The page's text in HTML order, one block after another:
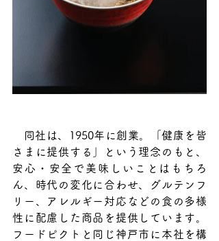
同社は、1950年に創業。「健康を皆
さまに提供する」という理念のもと、
安心・安全で美味しいことはもちろ
ん、時代の変化に合わせ、グルテンフ
リー、アレルギー対応などの食の多様
性に配慮した商品を提供しています。
フードピクトと同じ神戸市に本社を構